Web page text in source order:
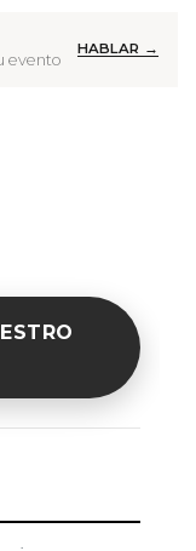
evento
HABLAR →